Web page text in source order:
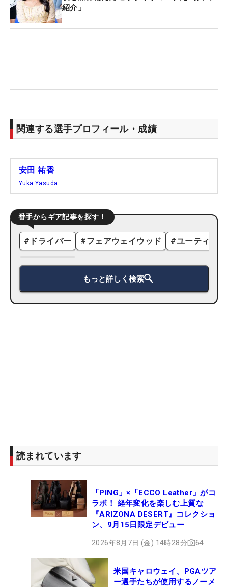
紹介」
関連する選手プロフィール・成績
安田 祐香
Yuka Yasuda
番手からギア記事を探す！
# ドライバー #フェアウェイウッド #ユーティリ
もっと詳しく検索
読まれています
「PING」×「ECCO Leather」がコ
ラボ！ 経年変化を楽しむ上質な
『ARIZONA DESERT』コレクショ
ン、9月15日限定デビュー
2026年8月7日 (金) 14時28分 64
米国キャロウェイ、PGAツア
ー選手たちが使用するノーメ